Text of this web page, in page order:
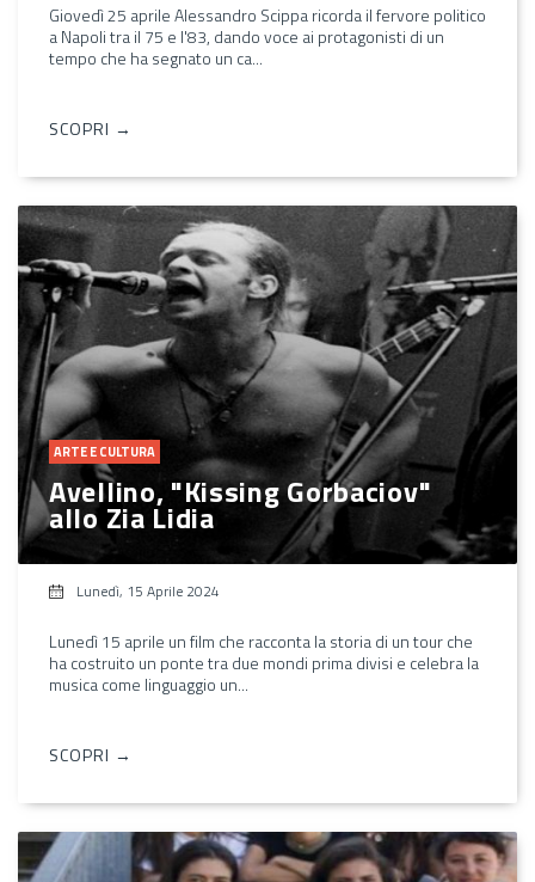
Giovedì 25 aprile Alessandro Scippa ricorda il fervore politico
a Napoli tra il 75 e l'83, dando voce ai protagonisti di un
tempo che ha segnato un ca...
SCOPRI →
ARTE E CULTURA
Avellino, "Kissing Gorbaciov"
allo Zia Lidia
Lunedì, 15 Aprile 2024
Lunedì 15 aprile un film che racconta la storia di un tour che
ha costruito un ponte tra due mondi prima divisi e celebra la
musica come linguaggio un...
SCOPRI →